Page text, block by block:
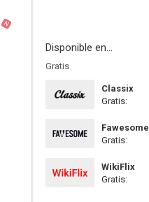
N
Disponible en...
Gratis
Classix
Gratis:
Fawesome
Gratis:
WikiFlix
Gratis: